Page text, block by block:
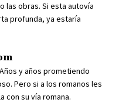
las obras. Si esta autovía
profunda, ya estaría
y años prometiendo
Pero si a los romanos les
con su vía romana.